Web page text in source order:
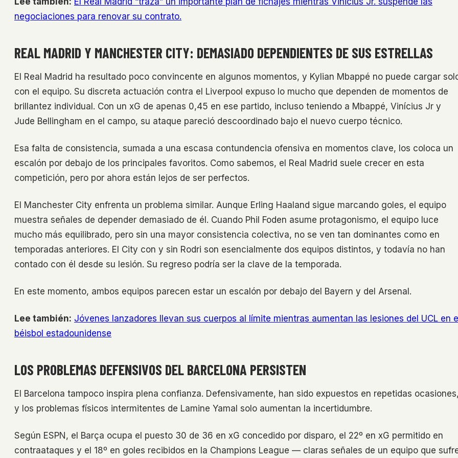
negociaciones para renovar su contrato.
REAL MADRID Y MANCHESTER CITY: DEMASIADO DEPENDIENTES DE SUS ESTRELLAS
El Real Madrid ha resultado poco convincente en algunos momentos, y Kylian Mbappé no puede cargar
con el equipo. Su discreta actuación contra el Liverpool expuso lo mucho que dependen de momentos de
brillantez individual. Con un xG de apenas 0,45 en ese partido, incluso teniendo a Mbappé, Vinícius Jr y
Jude Bellingham en el campo, su ataque pareció descoordinado bajo el nuevo cuerpo técnico.
Esa falta de consistencia, sumada a una escasa contundencia ofensiva en momentos clave, los coloca un
escalón por debajo de los principales favoritos. Como sabemos, el Real Madrid suele crecer en esta
competición, pero por ahora están lejos de ser perfectos.
El Manchester City enfrenta un problema similar. Aunque Erling Haaland sigue marcando goles, el equipo
muestra señales de depender demasiado de él. Cuando Phil Foden asume protagonismo, el equipo luce
mucho más equilibrado, pero sin una mayor consistencia colectiva, no se ven tan dominantes como en
temporadas anteriores. El City con y sin Rodri son esencialmente dos equipos distintos, y todavía no han
contado con él desde su lesión. Su regreso podría ser la clave de la temporada.
En este momento, ambos equipos parecen estar un escalón por debajo del Bayern y del Arsenal.
Lee también: Jóvenes lanzadores llevan sus cuerpos al límite mientras aumentan las lesiones del UCL en
béisbol estadounidense
LOS PROBLEMAS DEFENSIVOS DEL BARCELONA PERSISTEN
El Barcelona tampoco inspira plena confianza. Defensivamente, han sido expuestos en repetidas
y los problemas físicos intermitentes de Lamine Yamal solo aumentan la incertidumbre.
Según ESPN, el Barça ocupa el puesto 30 de 36 en xG concedido por disparo, el 22º en xG permitido en
contraataques y el 18º en goles recibidos en la Champions League — claras señales de un equipo que